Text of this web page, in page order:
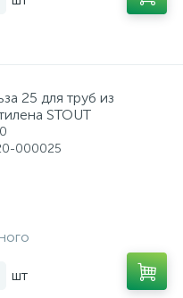
25 для труб из
STOUT
000025
шт